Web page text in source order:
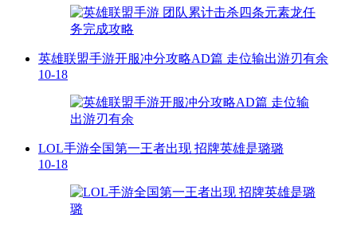
英雄联盟手游开服冲分攻略AD篇 走位输出游刃有余
10-18
LOL手游全国第一王者出现 招牌英雄是璐璐
10-18